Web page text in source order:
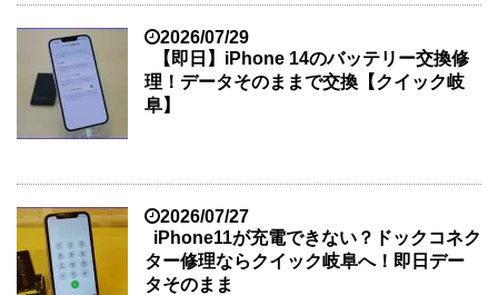
2026/07/29
【即日】iPhone 14のバッテリー交換修
理！データそのままで交換【クイック岐
阜】
2026/07/27
iPhone11が充電できない？ドックコネク
ター修理ならクイック岐阜へ！即日デー
タそのまま